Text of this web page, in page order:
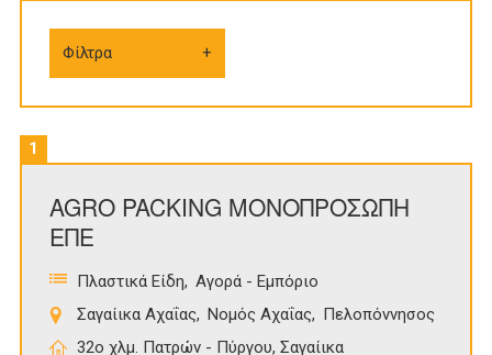
Φίλτρα
1
AGRO PACKING ΜΟΝΟΠΡΟΣΩΠΗ
ΕΠΕ
Πλαστικά Είδη
Αγορά - Εμπόριο
Σαγαίικα Αχαΐας
Νομός Αχαΐας
Πελοπόννησος
32ο χλμ. Πατρών - Πύργου, Σαγαίικα